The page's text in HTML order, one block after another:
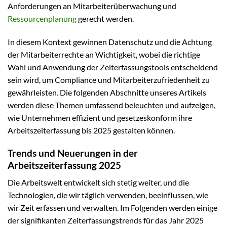
Anforderungen an Mitarbeiterüberwachung und
Ressourcenplanunggerecht werden.
In diesem Kontext gewinnen Datenschutz und die Achtung
der Mitarbeiterrechte an Wichtigkeit, wobei die richtige
Wahl und Anwendung der Zeiterfassungstools entscheidend
sein wird, um Compliance und Mitarbeiterzufriedenheit zu
gewährleisten. Die folgenden Abschnitte unseres Artikels
werden diese Themen umfassend beleuchten und aufzeigen,
wie Unternehmen effizient und gesetzeskonform ihre
Arbeitszeiterfassung bis 2025 gestalten können.
Trends und Neuerungen in der
Arbeitszeiterfassung 2025
Die Arbeitswelt entwickelt sich stetig weiter, und die
Technologien, die wir täglich verwenden, beeinflussen, wie
wir Zeit erfassen und verwalten. Im Folgenden werden einige
der signifikanten Zeiterfassungstrends für das Jahr 2025